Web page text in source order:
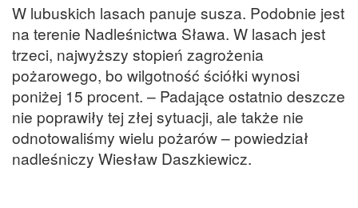
W lubuskich lasach panuje susza. Podobnie jest
na terenie Nadleśnictwa Sława. W lasach jest
trzeci, najwyższy stopień zagrożenia
pożarowego, bo wilgotność ściółki wynosi
poniżej 15 procent. – Padające ostatnio deszcze
nie poprawiły tej złej sytuacji, ale także nie
odnotowaliśmy wielu pożarów – powiedział
nadleśniczy Wiesław Daszkiewicz.